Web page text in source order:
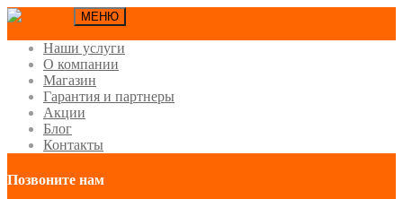
МЕНЮ
Наши услуги
О компании
Магазин
Гарантия и партнеры
Акции
Блог
Контакты
Позвоните нам